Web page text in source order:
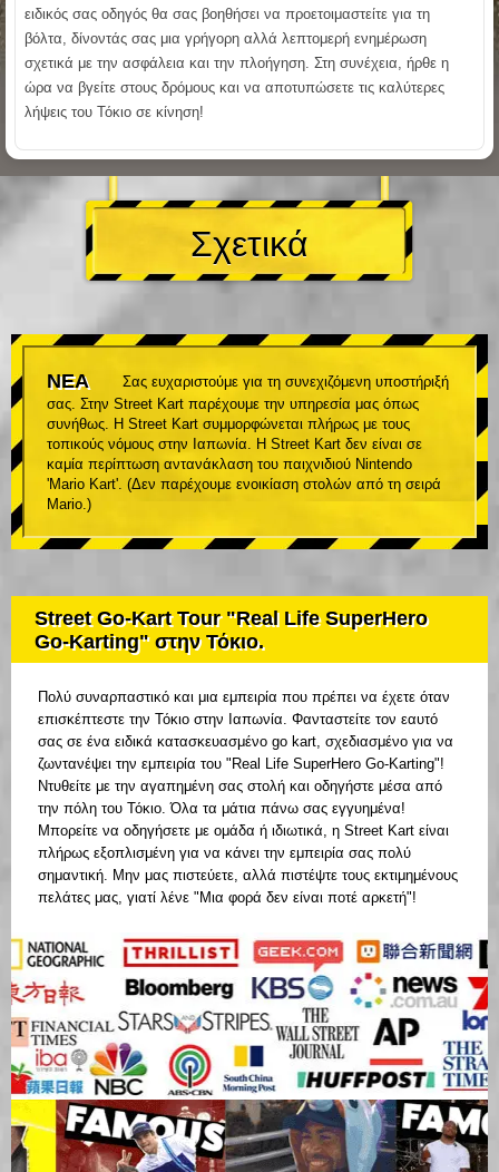
ειδικός σας οδηγός θα σας βοηθήσει να προετοιμαστείτε για τη
βόλτα, δίνοντάς σας μια γρήγορη αλλά λεπτομερή ενημέρωση
σχετικά με την ασφάλεια και την πλοήγηση. Στη συνέχεια, ήρθε η
ώρα να βγείτε στους δρόμους και να αποτυπώσετε τις καλύτερες
λήψεις του Τόκιο σε κίνηση!
Σχετικά
ΝΕΑ
Σας ευχαριστούμε για τη συνεχιζόμενη υποστήριξή
σας. Στην Street Kart παρέχουμε την υπηρεσία μας όπως
συνήθως. Η Street Kart συμμορφώνεται πλήρως με τους
τοπικούς νόμους στην Ιαπωνία. Η Street Kart δεν είναι σε
καμία περίπτωση αντανάκλαση του παιχνιδιού Nintendo
'Mario Kart'. (Δεν παρέχουμε ενοικίαση στολών από τη σειρά
Mario.)
Street Go-Kart Tour "Real Life SuperHero
Go-Karting" στην Τόκιο.
Πολύ συναρπαστικό και μια εμπειρία που πρέπει να έχετε όταν
επισκέπτεστε την Τόκιο στην Ιαπωνία. Φανταστείτε τον εαυτό
σας σε ένα ειδικά κατασκευασμένο go kart, σχεδιασμένο για να
ζωντανέψει την εμπειρία του "Real Life SuperHero Go-Karting"!
Ντυθείτε με την αγαπημένη σας στολή και οδηγήστε μέσα από
την πόλη του Τόκιο. Όλα τα μάτια πάνω σας εγγυημένα!
Μπορείτε να οδηγήσετε με ομάδα ή ιδιωτικά, η Street Kart είναι
πλήρως εξοπλισμένη για να κάνει την εμπειρία σας πολύ
σημαντική. Μην μας πιστεύετε, αλλά πιστέψτε τους εκτιμημένους
πελάτες μας, γιατί λένε "Μια φορά δεν είναι ποτέ αρκετή"!